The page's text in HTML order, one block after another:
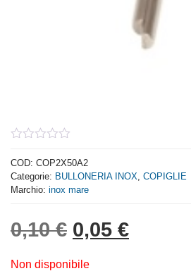
out
of
5
COD: COP2X50A2
Categorie: BULLONERIA INOX, COPIGLIE
Marchio: inox mare
0,10€ Il prezzo
0,05 €Il
Non disponibile